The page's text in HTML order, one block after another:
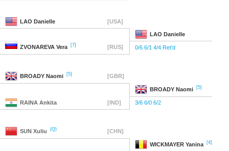
LAO Danielle [USA]
LAO Danielle
ZVONAREVA Vera [7] [RUS] 0/6 6/1 4/4 Ret'd
BROADY Naomi [5] [GBR]
BROADY Naomi [5]
RAINA Ankita [IND] 3/6 6/0 6/2
SUN Xuliu (Q) [CHN]
WICKMAYER Yanina [4]